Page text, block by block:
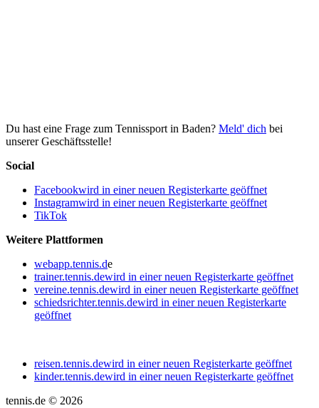
Du hast eine Frage zum Tennissport in Baden? Meld' dich bei
unserer Geschäftsstelle!
Social
Facebookwird in einer neuen Registerkarte geöffnet
Instagramwird in einer neuen Registerkarte geöffnet
TikTok
Weitere Plattformen
webapp.tennis.de
trainer.tennis.dewird in einer neuen Registerkarte geöffnet
vereine.tennis.dewird in einer neuen Registerkarte geöffnet
schiedsrichter.tennis.dewird in einer neuen Registerkarte
geöffnet
reisen.tennis.dewird in einer neuen Registerkarte geöffnet
kinder.tennis.dewird in einer neuen Registerkarte geöffnet
tennis.de © 2026